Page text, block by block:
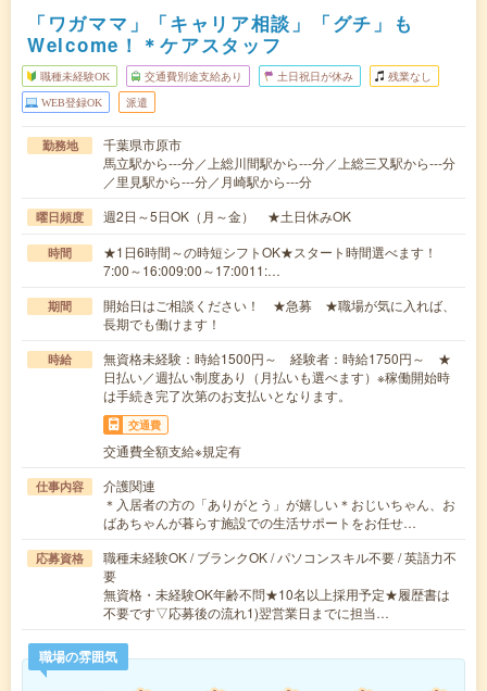
「ワガママ」「キャリア相談」「グチ」も
Welcome！＊ケアスタッフ
職種未経験OK 交通費別途支給あり 土日祝日が休み 残業なし
WEB登録OK 派遣
勤務地
千葉県市原市
馬立駅から---分／上総川間駅から---分／上総三又駅から---分
／里見駅から---分／月崎駅から---分
曜日頻度 週2日～5日OK（月～金） ★土日休みOK
時間
★1日6時間～の時短シフトOK★スタート時間選べます！
7:00～16:009:00～17:0011:…
期間
開始日はご相談ください！ ★急募 ★職場が気に入れば、
長期でも働けます！
時給
無資格未経験：時給1500円～ 経験者：時給1750円～ ★
日払い／週払い制度あり（月払いも選べます）※稼働開始時
は手続き完了次第のお支払いとなります。
交通費
交通費全額支給※規定有
仕事内容
介護関連
＊入居者の方の「ありがとう」が嬉しい＊おじいちゃん、お
ばあちゃんが暮らす施設での生活サポートをお任せ…
応募資格
職種未経験OK / ブランクOK / パソコンスキル不要 / 英語力不
要
無資格・未経験OK年齢不問★10名以上採用予定★履歴書は
不要です▽応募後の流れ1)翌営業日までに担当…
職場の雰囲気